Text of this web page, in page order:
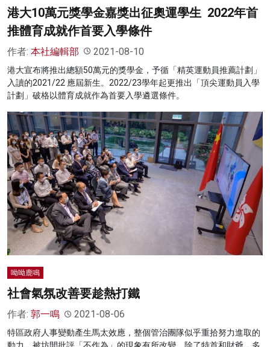
港大10萬元獎學金嘉獎出征奧運學生 2022年首
推體育成就作首要入學條件
作者: 本社編輯部 2021-08-10
港大宣布將推出總額50萬元的獎學金，予循「精英運動員推薦計劃」
入讀的2021/22 應屆新生。2022/23學年起更推出「頂尖運動員入學
計劃」破格以體育成就作為首要入學遴選條件。
呦呦鹿鳴
社會氣氛改善要趁熱打鐵
作者: 郭一鳴 2021-08-06
特區政府人事變動產生馬太效應，整個管治團隊似乎重拾努力進取的